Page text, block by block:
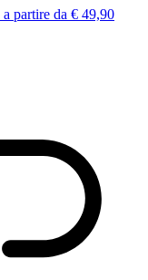
a partire da € 49,90